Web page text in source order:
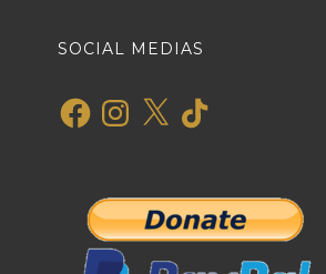
SOCIAL MEDIAS
FacebookInstagram
X TikTok